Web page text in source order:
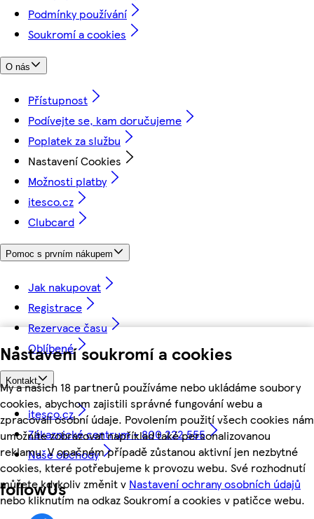
Nastavení soukromí a cookies
My a našich 18 partnerů používáme nebo ukládáme soubory
cookies, abychom zajistili správné fungování webu a
zpracovali osobní údaje. Povolením použití všech cookies nám
umožníte zobrazovat například také personalizovanou
reklamu. V opačném případě zůstanou aktivní jen nezbytné
cookies, které potřebujeme k provozu webu. Své rozhodnutí
můžete kdykoliv změnit v Nastavení ochrany osobních údajů
nebo kliknutím na odkaz Soukromí a cookies v patičce webu.
Podmínky používání
Soukromí a cookies
O nás
Přístupnost
Podívejte se, kam doručujeme
Poplatek za službu
Nastavení Cookies
Možnosti platby
itesco.cz
Clubcard
Pomoc s prvním nákupem
Jak nakupovat
Registrace
Rezervace času
Oblíbené
Kontakt
itesco.cz
Zákaznické centrum - 800 222 555
Naše obchody
followUs